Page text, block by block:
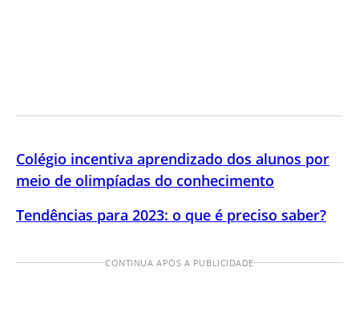
Colégio incentiva aprendizado dos alunos por
meio de olimpíadas do conhecimento
Tendências para 2023: o que é preciso saber?
CONTINUA APÓS A PUBLICIDADE